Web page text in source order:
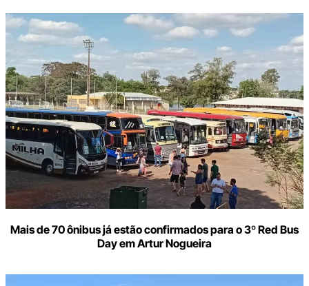
Mais de 70 ônibus já estão confirmados para o 3º Red Bus
Day em Artur Nogueira